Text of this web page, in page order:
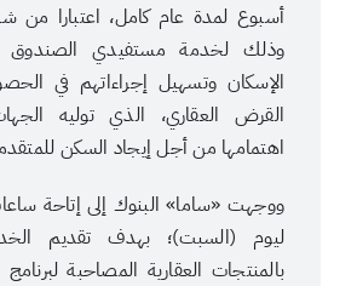
أسبوع لمدة عام كامل، اعتبارا من
وذلك لخدمة مستفيدي الصندوق
الإسكان وتسهيل إجراءاتهم في
القرض العقاري، الذي توليه
اهتمامها من أجل إيجاد السكن
ووجهت «ساما» البنوك إلى إتاحة
ليوم (السبت)؛ بهدف تقديم
بالمنتجات العقارية المصاحبة